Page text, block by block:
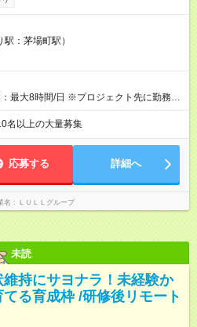
≪経験者の方は以下と
通費＋各種手当 ※固定残業代（30時間/6
。超過分は追加支給いたします 能力やス
定。経験者の方は前給考慮も可能で
与で還元しています。 実際にほぼ全員
の
分だけ、収入アップも目指せる環境で
時と異なる部分があります。 雇用形態：
給与：月給 230,000円以上 上記額にはみ
。※超過分は全額支給いたします。 みな
研修期間中（最大12ヶ月間）も、試用期
：茅場町駅）
最大8時間/日 ※プロジェクト先に勤務時
分 平均残業時間：月10時間以内
名以上の大量募集
応募する 詳細へ
名 ＬＵＬＬグループ
未読
持にサヨナラ！未経験か
る育成枠 /研修後リモート